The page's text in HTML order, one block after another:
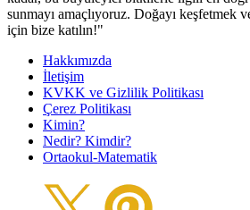
sunmayı amaçlıyoruz. Doğayı keşfetmek
için bize katılın!"
Hakkımızda
İletişim
KVKK ve Gizlilik Politikası
Çerez Politikası
Kimin?
Nedir? Kimdir?
Ortaokul-Matematik